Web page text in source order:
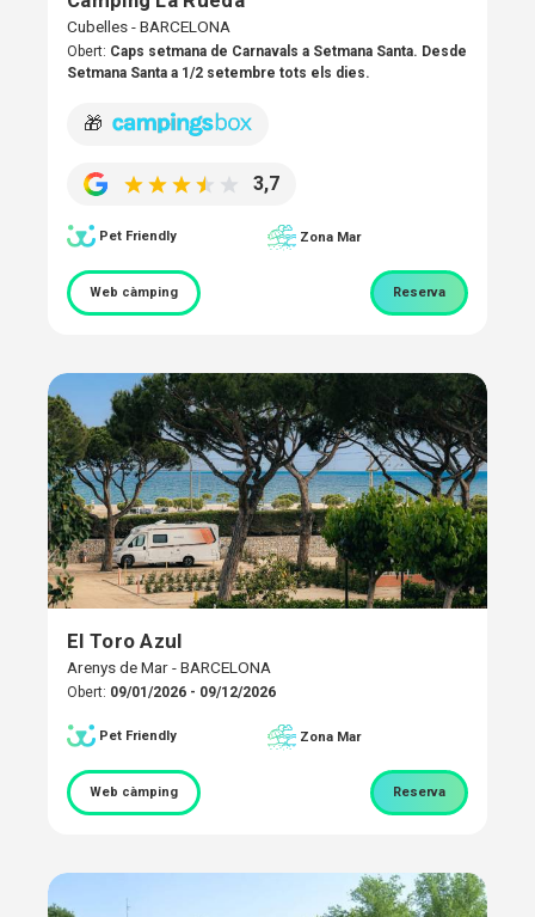
Cubelles - BARCELONA
Obert: Caps setmana de Carnavals a Setmana Santa. Desde
Setmana Santa a 1/2 setembre tots els dies.
🎁
3,7
Pet Friendly Zona Mar
Web càmping Reserva
El Toro Azul
Arenys de Mar - BARCELONA
Obert: 09/01/2026 - 09/12/2026
Pet Friendly Zona Mar
Web càmping Reserva